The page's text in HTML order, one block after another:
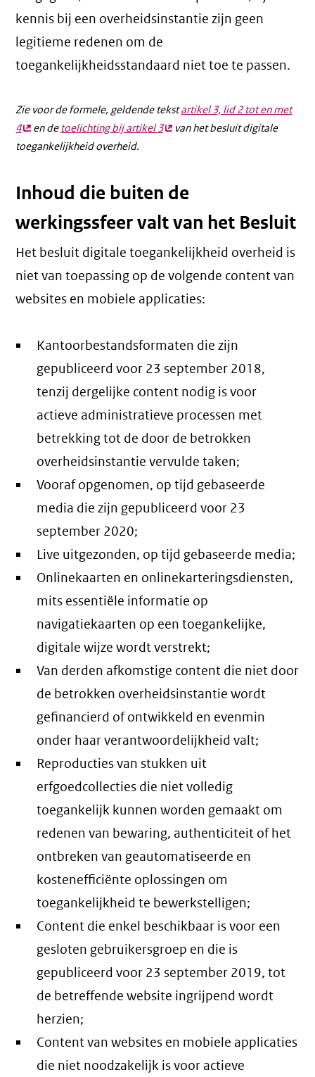
kennis bij een overheidsinstantie zijn geen
legitieme redenen om de
toegankelijkheidsstandaard niet toe te passen.
Zie voor de formele, geldende tekstartikel 3, lid 2 tot en met
4(externe
link)
en de toelichting bij artikel 3(externe
van het besluit digitale
toegankelijkheid overheid.
Inhoud die buiten de
werkingssfeer valt van het Besluit
Het besluit digitale toegankelijkheid overheid is
niet van toepassing op de volgende content van
websites en mobiele applicaties:
Kantoorbestandsformaten die zijn
gepubliceerd voor 23 september 2018,
tenzij dergelijke content nodig is voor
actieve administratieve processen met
betrekking tot de door de betrokken
overheidsinstantie vervulde taken;
Vooraf opgenomen, op tijd gebaseerde
media die zijn gepubliceerd voor 23
september 2020;
Live uitgezonden, op tijd gebaseerde media;
Onlinekaarten en onlinekarteringsdiensten,
mits essentiële informatie op
navigatiekaarten op een toegankelijke,
digitale wijze wordt verstrekt;
Van derden afkomstige content die niet door
de betrokken overheidsinstantie wordt
gefinancierd of ontwikkeld en evenmin
onder haar verantwoordelijkheid valt;
Reproducties van stukken uit
erfgoedcollecties die niet volledig
toegankelijk kunnen worden gemaakt om
redenen van bewaring, authenticiteit of het
ontbreken van geautomatiseerde en
kostenefficiënte oplossingen om
toegankelijkheid te bewerkstelligen;
Content die enkel beschikbaar is voor een
gesloten gebruikersgroep en die is
gepubliceerd voor 23 september 2019, tot
de betreffende website ingrijpend wordt
herzien;
Content van websites en mobiele applicaties
die niet noodzakelijk is voor actieve